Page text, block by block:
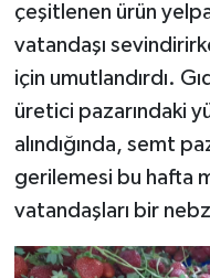
çeşitlenen ürün
vatandaşı
için umutlandırdı.
üretici pazarındaki
alındığında, semt
gerilemesi bu hafta
vatandaşları bir